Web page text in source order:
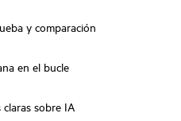
y comparación
en el bucle
sobre IA